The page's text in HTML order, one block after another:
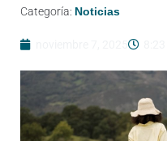
Categoría: Noticias